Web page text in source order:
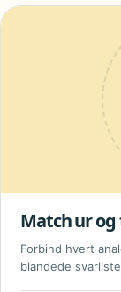
Match ur og
Forbind hvert
blandede